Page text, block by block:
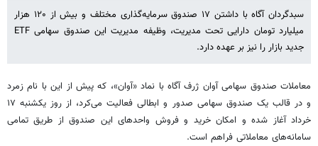
سبدگردان آگاه با داشتن ۱۷ صندوق سرمایه‌گذاری مختلف و بیش از ۱۲۰ هزار
میلیارد تومان دارایی تحت مدیریت، وظیفه مدیریت این صندوق سهامی ETF
جدید بازار را نیز بر عهده دارد.
معاملات صندوق سهامی آوان ژرف آگاه با نماد «آوان»، که پیش از این با نام زمرد
و در قالب یک صندوق سهامی صدور و ابطالی فعالیت می‌کرد، از روز یکشنبه ۱۷
خرداد آغاز شده و امکان خرید و فروش واحدهای این صندوق از طریق تمامی
سامانه‌های معاملاتی فراهم است.